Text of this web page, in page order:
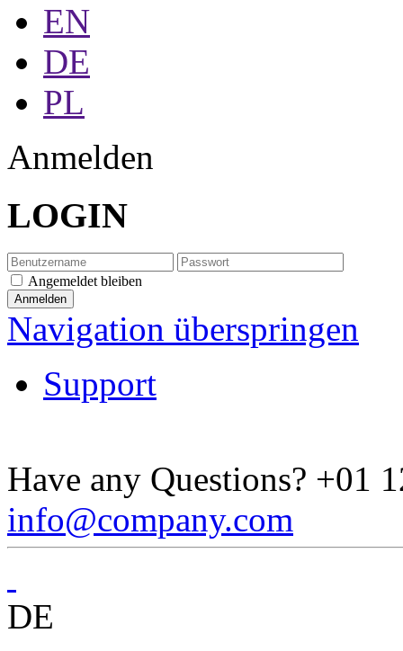
EN
DE
PL
Anmelden
LOGIN
Angemeldet bleiben
Navigation überspringen
Support
Have any Questions? +01
info@company.com
DE